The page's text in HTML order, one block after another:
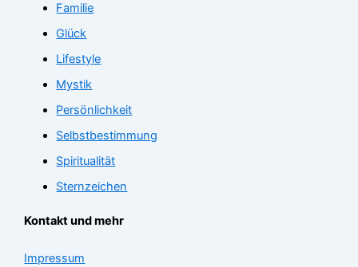
Familie
Glück
Lifestyle
Mystik
Persönlichkeit
Selbstbestimmung
Spiritualität
Sternzeichen
Kontakt und mehr
Impressum